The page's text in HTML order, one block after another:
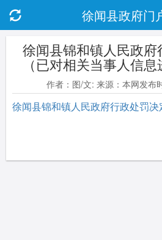
徐闻县政府门
徐闻县锦和镇人民政
（已对相关当事人信息
作者：图/文: 来源：本网发布
徐闻县锦和镇人民政府行政处罚决